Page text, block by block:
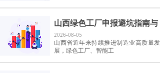
山西绿色工厂申报避坑指南与
2026-08-05
山西省近年来持续推进制造业高质量发
展，绿色工厂、智能工